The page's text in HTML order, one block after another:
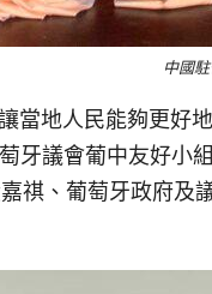
中國
當地人民能夠更
牙議會葡中友好小
祺、葡萄牙政府及